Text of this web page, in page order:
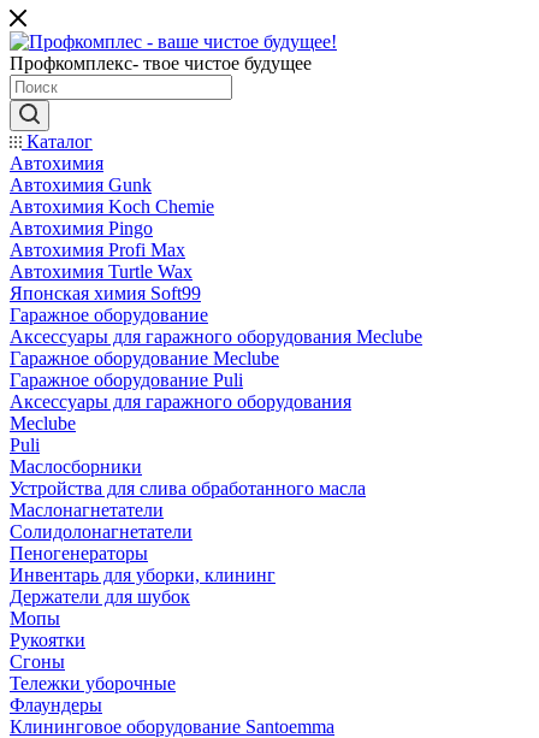
Профкомплекс- твое чистое будущее
Каталог
Автохимия
Автохимия Gunk
Автохимия Koch Chemie
Автохимия Pingo
Автохимия Profi Max
Автохимия Turtle Wax
Японская химия Soft99
Гаражное оборудование
Аксессуары для гаражного оборудования Meclube
Гаражное оборудование Meclube
Гаражное оборудование Puli
Аксессуары для гаражного оборудования
Meclube
Puli
Маслосборники
Устройства для слива обработанного масла
Маслонагнетатели
Солидолонагнетатели
Пеногенераторы
Инвентарь для уборки, клининг
Держатели для шубок
Мопы
Рукоятки
Сгоны
Тележки уборочные
Флаундеры
Клининговое оборудование Santoemma